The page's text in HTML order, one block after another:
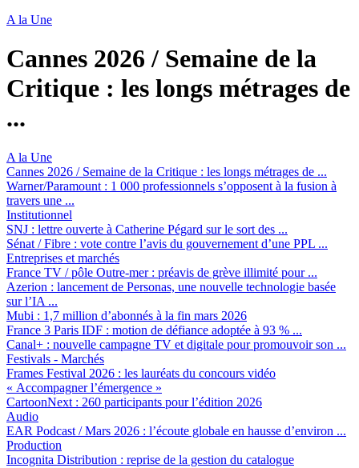
A la Une
Cannes 2026 / Semaine de la
Critique : les longs métrages de
...
A la Une
Cannes 2026 / Semaine de la Critique : les longs métrages de ...
Warner/Paramount : 1 000 professionnels s’opposent à la fusion à
travers une ...
Institutionnel
SNJ : lettre ouverte à Catherine Pégard sur le sort des ...
Sénat / Fibre : vote contre l’avis du gouvernement d’une PPL ...
Entreprises et marchés
France TV / pôle Outre-mer : préavis de grève illimité pour ...
Azerion : lancement de Personas, une nouvelle technologie basée
sur l’IA ...
Mubi : 1,7 million d’abonnés à la fin mars 2026
France 3 Paris IDF : motion de défiance adoptée à 93 % ...
Canal+ : nouvelle campagne TV et digitale pour promouvoir son ...
Festivals - Marchés
Frames Festival 2026 : les lauréats du concours vidéo
« Accompagner l’émergence »
CartoonNext : 260 participants pour l’édition 2026
Audio
EAR Podcast / Mars 2026 : l’écoute globale en hausse d’environ ...
Production
Incognita Distribution : reprise de la gestion du catalogue